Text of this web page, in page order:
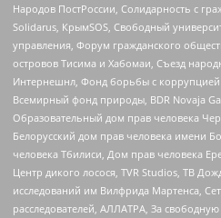
Народов ПостРоссии, Солидарность с
Solidarus, КрымSOS, Свободный
управления, Форум гражданского
островов Тисима и Хабомаи, Съезд
Интернешнл, Фонд борьбы с коррупцией
Всемирный фонд природы, BDR Novaja
Образовательный дом прав человека
Белорусский дом прав человека имени
человека Тбилиси, Дом прав человека
Центр дикого лосося, TVR Studios, ТВ
исследований им Вилфрида Мартенса,
расследователей, АЛЛАТРА, За